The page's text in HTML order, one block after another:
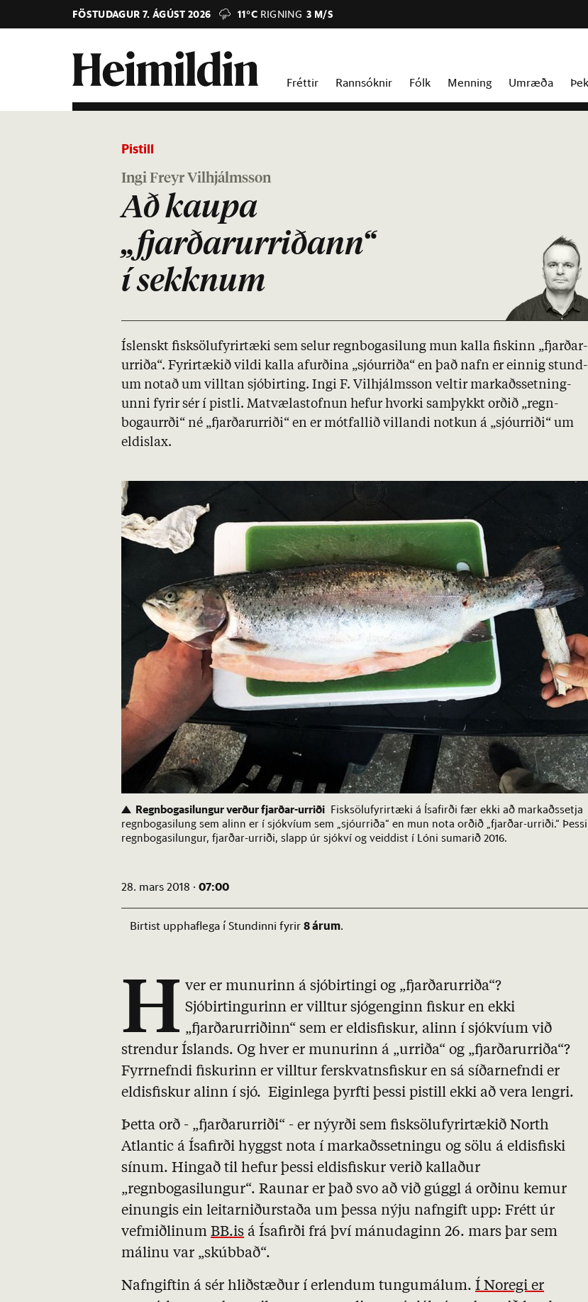
FÖSTUDAGUR 7. ÁGÚST 2026 11°C RIGNING 3 M/S
Fréttir Rannsóknir Fólk Menning Umræða
Pistill
Ingi Freyr Vilhjálmsson
Að kaupa
„fjarðarurriðann“
í sekknum
Ís­lenskt fisk­sölu­fyr­ir­tæki sem sel­ur regn­bogasil­ung mun kalla fisk­inn „fjarð­ar­
urriða“. Fyr­ir­tæk­ið vildi kalla af­urð­ina „sjó­urriða“ en það nafn er einnig stund­
um not­að um villt­an sjó­birt­ing. Ingi F. Vil­hjálms­son velt­ir mark­aðs­setn­ing­
unni fyr­ir sér í pistli. Mat­væla­stofn­un hef­ur hvorki sam­þykkt orð­ið „regn­
bogaurrði“ né „fjarð­ar­urriði“ en er mót­fall­ið vill­andi notk­un á „sjó­urriði“ um
eld­islax.
Regnbogasilungur verður fjarðar-urriði Fisksölufyrirtæki á Ísafirði fær ekki að markaðssetja
regnbogasilung sem alinn er í sjókvíum sem „sjóurriða“ en mun nota orðið „fjarðar-urriði.“ Þessi
regnbogasilungur, fjarðar-urriði, slapp úr sjókví og veiddist í Lóni sumarið 2016.
28. mars 2018 ·07:00
Birtist upphaflega í Stundinni fyrir8 árum.
H ver er munurinn á sjóbirtingi og „fjarðarurriða“?
Sjóbirtingurinn er villtur sjógenginn fiskur en ekki
„fjarðarurriðinn“ sem er eldisfiskur, alinn í sjókvíum við
strendur Íslands. Og hver er munurinn á „urriða“ og „fjarðarurriða“?
Fyrrnefndi fiskurinn er villtur ferskvatnsfiskur en sá síðarnefndi er
eldisfiskur alinn í sjó. Eiginlega þyrfti þessi pistill ekki að vera lengri.
Þetta orð - „fjarðarurriði“ - er nýyrði sem fisksölufyrirtækið North
Atlantic á Ísafirði hyggst nota í markaðssetningu og sölu á eldisfiski
sínum. Hingað til hefur þessi eldisfiskur verið kallaður
„regnbogasilungur“. Raunar er það svo að við gúggl á orðinu kemur
einungis ein leitarniðurstaða um þessa nýju nafngift upp: Frétt úr
vefmiðlinumBB.is á Ísafirði frá því mánudaginn 26. mars þar sem
málinu var „skúbbað“.
Nafngiftin á sér hliðstæður í erlendum tungumálum.Í Noregi er